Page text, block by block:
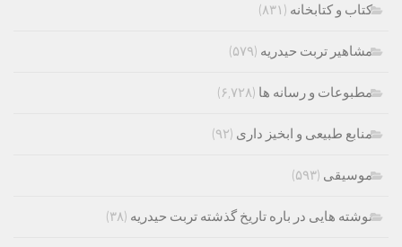
کتاب و کتابخانه (۸۳۱)
مشاهیر تربت حیدریه (۵۷۹)
مطبوعات و رسانه ها (۶,۷۲۸)
منابع طبیعی و ابخیز داری (۹۲)
موسیقی (۵۹۳)
نوشته هایی در باره تاریخ گذشته تربت حیدریه (۳۸)